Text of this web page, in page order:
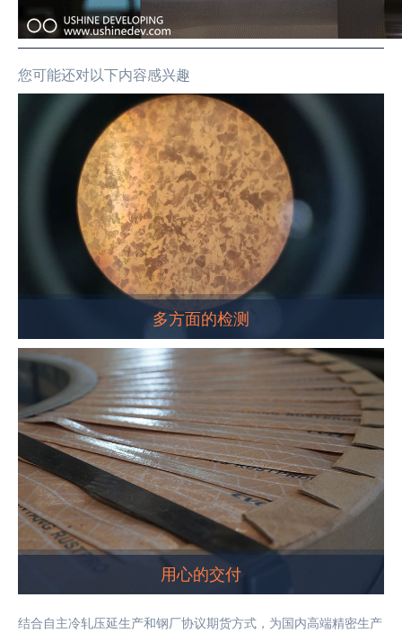
您可能还对以下内容感兴趣
多方面的检测
用心的交付
结合自主冷轧压延生产和钢厂协议期货方式，为国内高端精密生产